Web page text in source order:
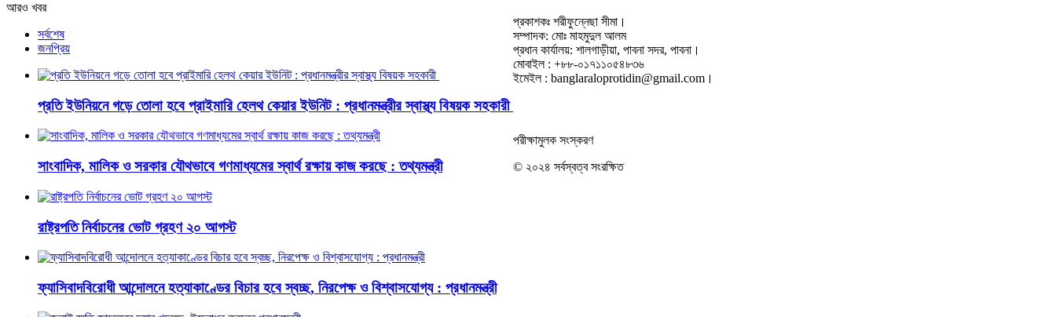
আরও খবর
সর্বশেষ
জনপ্রিয়
প্রতি ইউনিয়নে গড়ে তোলা হবে প্রাইমারি হেলথ কেয়ার ইউনিট : প্রধানমন্ত্রীর স্বাস্থ্য বিষয়ক সহকারী
সাংবাদিক, মালিক ও সরকার যৌথভাবে গণমাধ্যমের স্বার্থ রক্ষায় কাজ করছে : তথ্যমন্ত্রী
রাষ্ট্রপতি নির্বাচনের ভোট গ্রহণ ২০ আগস্ট
ফ্যাসিবাদবিরোধী আন্দোলনে হত্যাকাণ্ডের বিচার হবে স্বচ্ছ, নিরপেক্ষ ও বিশ্বাসযোগ্য : প্রধানমন্ত্রী
প্রকাশকঃ শরীফুন্নেছা সীমা।
সম্পাদক: মোঃ মাহমুদুল আলম
প্রধান কার্যালয়: শালগাড়ীয়া, পাবনা সদর, পাবনা।
মোবাইল : +৮৮-০১৭১১০৫৪৮৩৬
ইমেইল : banglaraloprotidin@gmail.com।
পরীক্ষামুলক সংস্করণ
© ২০২৪ সর্বস্বত্ব সংরক্ষিত